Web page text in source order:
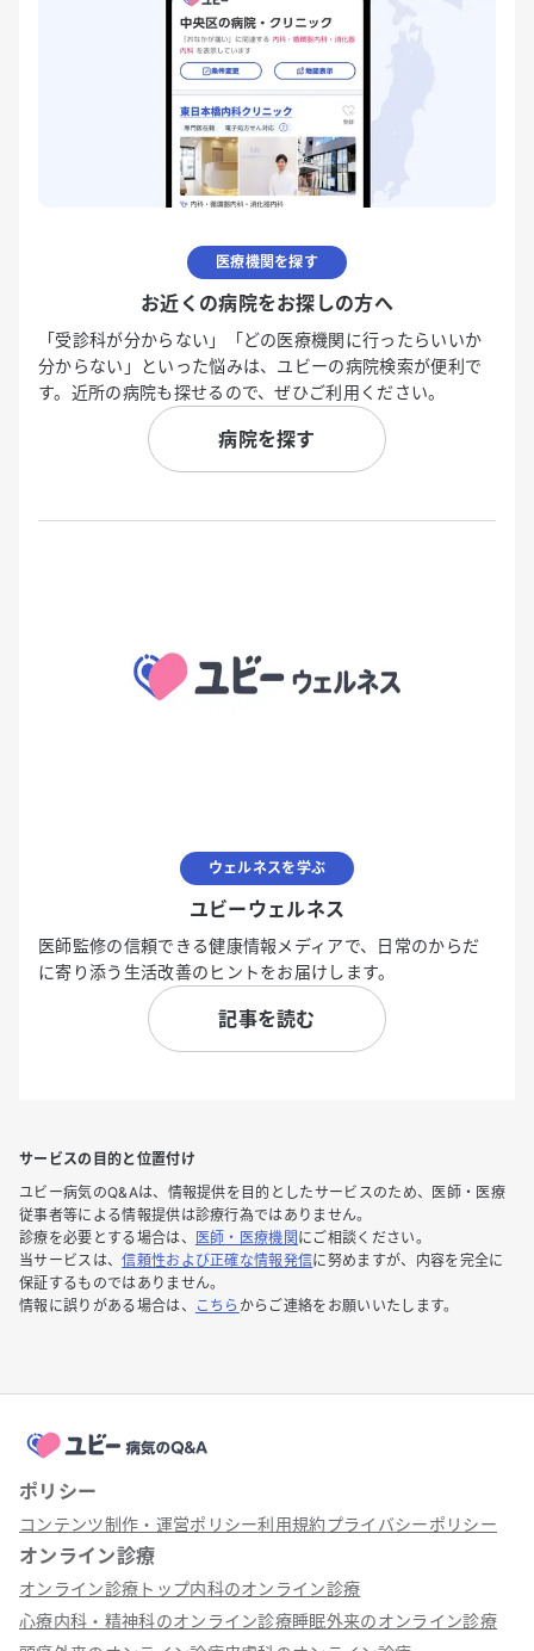
医療機関を探す
お近くの病院をお探しの方へ
「受診科が分からない」「どの医療機関に行ったらいいか
分からない」といった悩みは、ユビーの病院検索が便利で
す。近所の病院も探せるので、ぜひご利用ください。
病院を探す
ウェルネスを学ぶ
ユビーウェルネス
医師監修の信頼できる健康情報メディアで、日常のからだ
に寄り添う生活改善のヒントをお届けします。
記事を読む
サービスの目的と位置付け
ユビー病気のQ&Aは、情報提供を目的としたサービスのため、医師・医療
従事者等による情報提供は診療行為ではありません。
診療を必要とする場合は、
医師・医療機関 にご相談ください。
当サービスは、信頼性および正確な情報発信に努めますが、内容を完全に
保証するものではありません。
情報に誤りがある場合は、
こちら からご連絡をお願いいたします。
ポリシー
コンテンツ制作・運営ポリシー利用規約プライバシーポリシー
オンライン診療
オンライン診療トップ内科のオンライン診療
心療内科・精神科のオンライン診療睡眠外来のオンライン診療